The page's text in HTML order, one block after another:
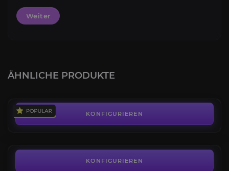
Weiter
ÄHNLICHE PRODUKTE
KONFIGURIEREN
Kralle von Ha-Li
4.4
KONFIGURIEREN